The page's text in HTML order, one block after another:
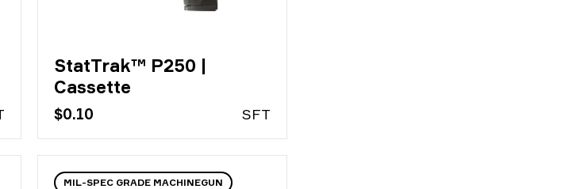
StatTrak™ P250 |
Cassette
$0.10 SFT
MIL-SPEC GRADE MACHINEGUN